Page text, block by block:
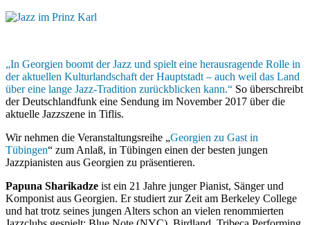
„In Georgien boomt der Jazz und spielt eine herausragende Rolle in
der aktuellen Kulturlandschaft der Hauptstadt – auch weil das Land
über eine lange Jazz-Tradition zurückblicken kann.“ So überschreibt
der Deutschlandfunk eine Sendung im November 2017 über die
aktuelle Jazzszene in Tiflis.
Wir nehmen die Veranstaltungsreihe „Georgien zu Gast in
Tübingen“ zum Anlaß, in Tübingen einen der besten jungen
Jazzpianisten aus Georgien zu präsentieren.
Papuna Sharikadze ist ein 21 Jahre junger Pianist, Sänger und
Komponist aus Georgien. Er studiert zur Zeit am Berkeley College
und hat trotz seines jungen Alters schon an vielen renommierten